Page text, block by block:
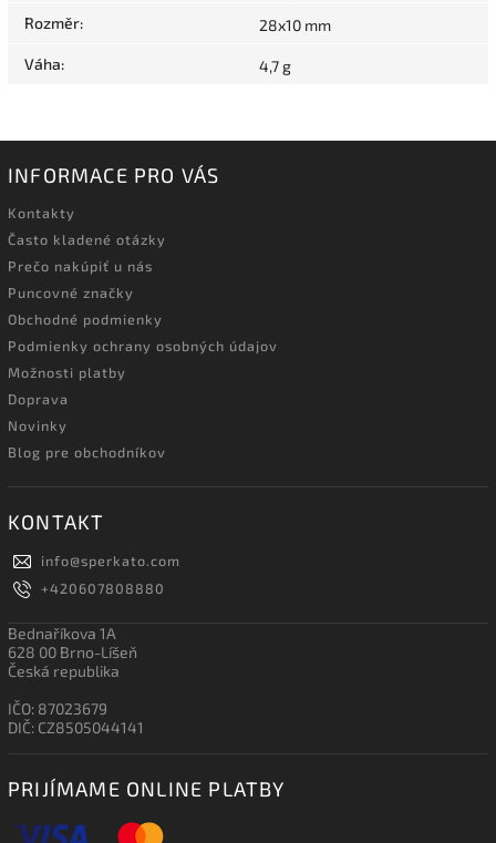
Rozměr: 28x10 mm
Váha: 4,7 g
INFORMACE PRO VÁS
Kontakty
Často kladené otázky
Prečo nakúpiť u nás
Puncovné značky
Obchodné podmienky
Podmienky ochrany osobných údajov
Možnosti platby
Doprava
Novinky
Blog pre obchodníkov
KONTAKT
info@sperkato.com
+420607808880
Bednaříkova 1A
628 00 Brno-Líšeň
Česká republika
IČO: 87023679
DIČ: CZ8505044141
PRIJÍMAME ONLINE PLATBY